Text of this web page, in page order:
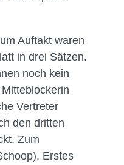
Auftakt waren
in drei Sätzen.
noch kein
Vertreter
den dritten
Zum
Erstes